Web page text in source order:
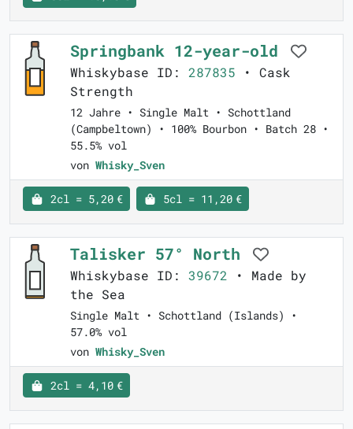
Springbank 12-year-old
Whiskybase ID: 287835 • Cask
Strength
12 Jahre • Single Malt • Schottland
(Campbeltown) • 100% Bourbon • Batch 28 •
55.5% vol
von Whisky_Sven
2cl = 5,20 € 5cl = 11,20 €
Talisker 57° North
Whiskybase ID: 39672 • Made by
the Sea
Single Malt • Schottland (Islands) •
57.0% vol
von Whisky_Sven
2cl = 4,10 €